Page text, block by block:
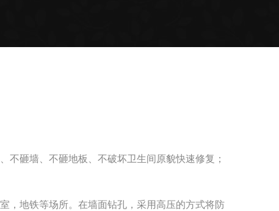
砸墙、不砸地板、不破坏卫生间原貌快速修复；
，地铁等场所。在墙面钻孔，采用高压的方式将防